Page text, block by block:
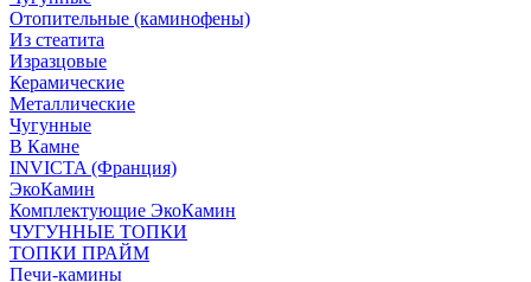
Отопительные (каминофены)
Из стеатита
Изразцовые
Керамические
Металлические
Чугунные
В Камне
INVICTA (Франция)
ЭкоКамин
Комплектующие ЭкоКамин
ЧУГУННЫЕ ТОПКИ
ТОПКИ ПРАЙМ
Печи-камины